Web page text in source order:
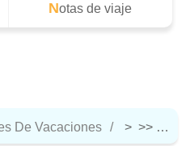
Notas de viaje
De Vacaciones > >>